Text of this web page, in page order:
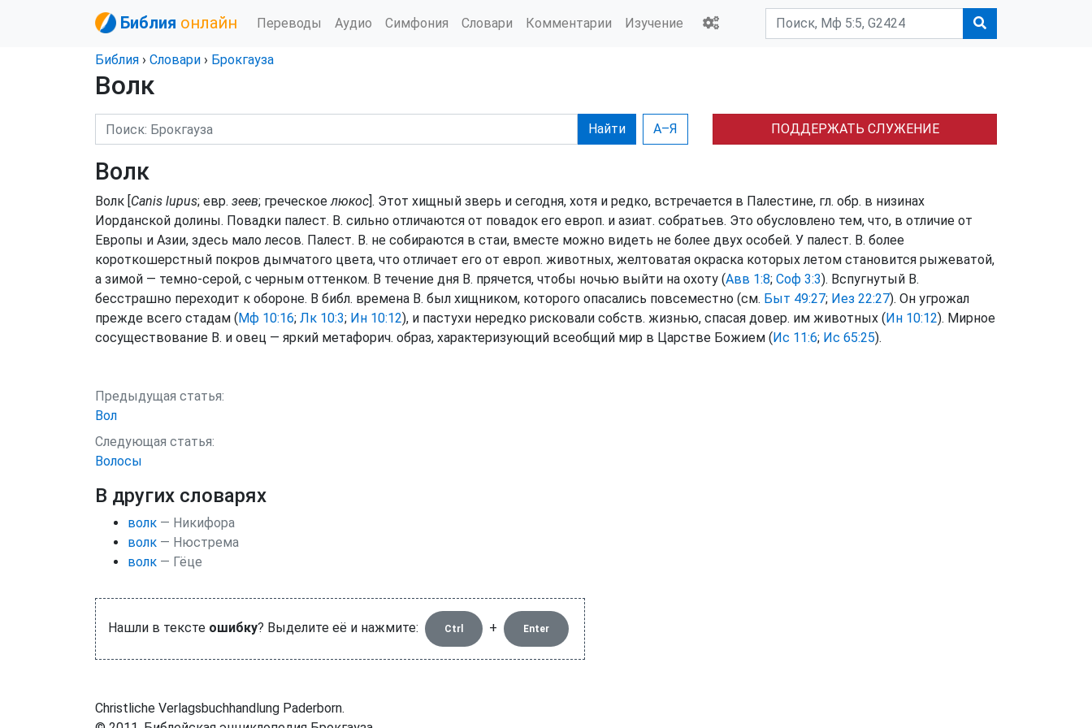
Библия онлайн Переводы Аудио Симфония Словари Комментарии Изучение
Библия › Словари › Брокгауза
Волк
Найти А–Я ПОДДЕРЖАТЬ СЛУЖЕНИЕ
Волк
Волк [Canis lupus; евр. зеев; греческоелюкос]. Этот хищный зверь и сегодня, хотя и редко, встречается в Палестине, гл. обр. в низинах
Иорданской долины. Повадки палест. В. сильно отличаются от повадок его европ. и азиат. собратьев. Это обусловлено тем, что, в отличие от
Европы и Азии, здесь мало лесов. Палест. В. не собираются в стаи, вместе можно видеть не более двух особей. У палест. В. более
короткошерстный покров дымчатого цвета, что отличает его от европ. животных, желтоватая окраска которых летом становится рыжеватой,
а зимой — темно-серой, с черным оттенком. В течение дня В. прячется, чтобы ночью выйти на охоту (Авв 1:8; Соф 3:3). Вспугнутый В.
бесстрашно переходит к обороне. В библ. времена В. был хищником, которого опасались повсеместно (см. Быт 49:27; Иез 22:27). Он угрожал
прежде всего стадам (Мф 10:16; Лк 10:3; Ин 10:12), и пастухи нередко рисковали собств. жизнью, спасая довер. им животных (Ин 10:12). Мирное
сосуществование В. и овец — яркий метафорич. образ, характеризующий всеобщий мир в Царстве Божием (Ис 11:6; Ис 65:25).
Предыдущая статья:
Вол
Следующая статья:
Волосы
В других словарях
волк — Никифора
волк — Нюстрема
волк — Гёце
Нашли в тексте ошибку? Выделите её и нажмите: Ctrl + Enter
Christliche Verlagsbuchhandlung Paderborn.